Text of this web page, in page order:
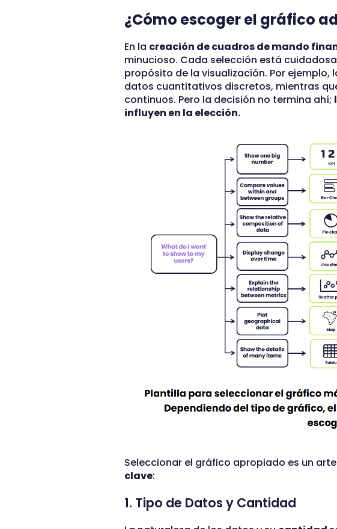
¿Cómo escoger el gráfico
En la creación de cuadros de mando
minucioso. Cada selección está
propósito de la visualización. Por
datos cuantitativos discretos, mientras
continuos. Pero la decisión no termina ahí;
influyen en la elección.
Seleccionar el gráfico apropiado es un
clave:
1. Tipo de Datos y Cantidad